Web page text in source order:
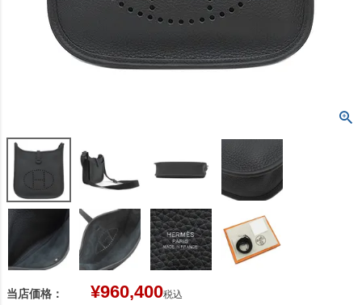
当店価格： ¥960,400税込